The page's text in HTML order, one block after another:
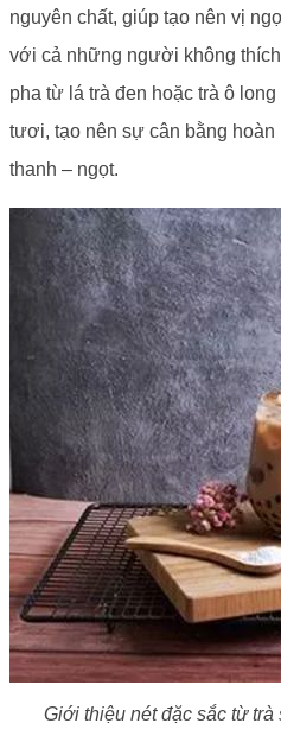
nguyên chất, giúp tạo nên vị
với cả những người không
pha từ lá trà đen hoặc trà ô
tươi, tạo nên sự cân bằng
thanh – ngọt.
Giới thiệu nét đặc sắc từ